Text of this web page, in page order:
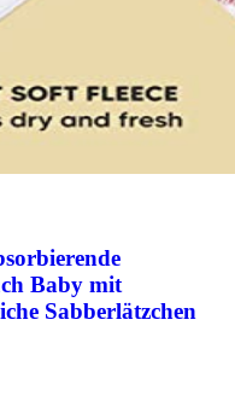
Baby mit
Sabberlätzchen